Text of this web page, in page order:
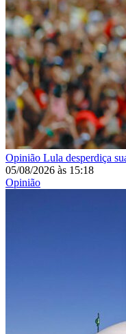
Opinião Lula desperdiça
05/08/2026 às 15:18
Opinião